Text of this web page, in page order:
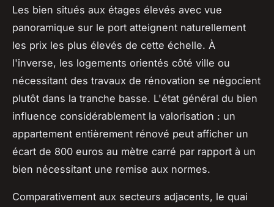
Les bien situés aux étages élevés avec vue
panoramique sur le port atteignent naturellement
les prix les plus élevés de cette échelle. À
l'inverse, les logements orientés côté ville ou
nécessitant des travaux de rénovation se négocient
plutôt dans la tranche basse. L'état général du bien
influence considérablement la valorisation : un
appartement entièrement rénové peut afficher un
écart de 800 euros au mètre carré par rapport à un
bien nécessitant une remise aux normes.
Comparativement aux secteurs adjacents, le quai